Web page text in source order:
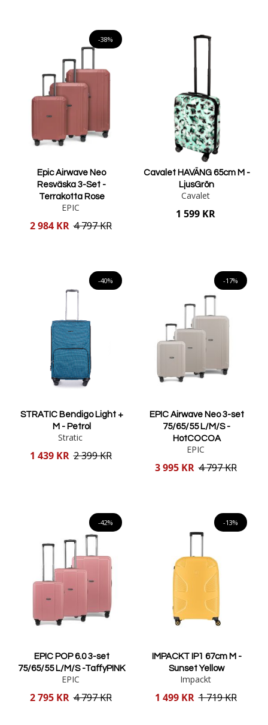
-38%
Epic Airwave Neo
Resväska 3-Set -
Terrakotta Rose
EPIC
Reducerat
2 984 KR 4 797 KR
Cavalet HAVÄNG 65cm M -
LjusGrön
Cavalet
1 599 KR
-40%
STRATIC Bendigo Light +
M - Petrol
Stratic
Reducerat
1 439 KR 2 399 KR
-17%
EPIC Airwave Neo 3-set
75/65/55 L/M/S -
HotCOCOA
EPIC
Reducerat
3 995 KR 4 797 KR
-42%
EPIC POP 6.0 3-set
75/65/55 L/M/S -TaffyPINK
EPIC
Reducerat
2 795 KR 4 797 KR
-13%
IMPACKT IP1 67cm M -
Sunset Yellow
Impackt
Reducerat
1 499 KR 1 719 KR